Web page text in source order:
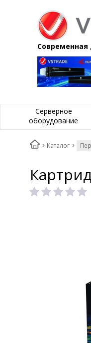
Серверное
оборудование
Каталог